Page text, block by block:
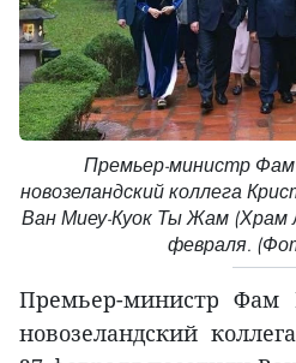
Премьер-министр Фам
новозеландский коллега
Ван Миеу-Куок Ты Жам (Храм
февраля.
Премьер-министр
новозеландский